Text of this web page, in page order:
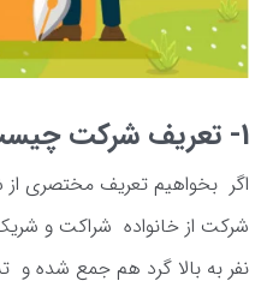
1- تعریف شرکت چیست؟
اگر بخواهیم تعریف مختصری
نفر به بالا گرد هم جمع شده و